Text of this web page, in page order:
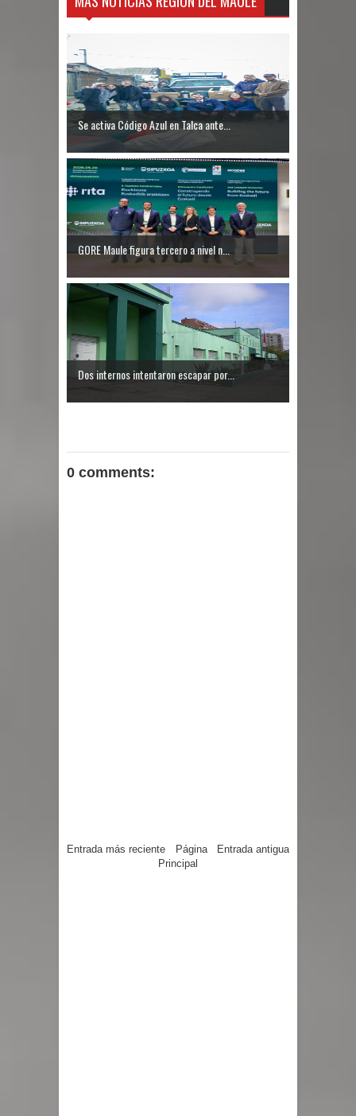
Se activa Código Azul en Talca ante...
GORE Maule figura tercero a nivel n...
Dos internos intentaron escapar por...
0 comments:
Entrada más reciente Entrada antigua
Página
Principal